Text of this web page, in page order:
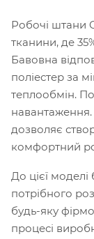
Робочі штани
тканини, де
Бавовна
поліестер за
теплообмін.
дозволяє
комфортний
До цієї
потрібного
будь-яку
процесі